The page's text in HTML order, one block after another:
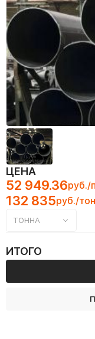
ЦЕНА
52 949.36руб./
132 835руб./
ТОННА
ИТОГО